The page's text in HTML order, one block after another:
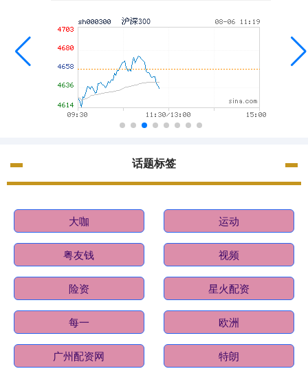
话题标签
大咖 运动
粤友钱 视频
险资 星火配资
每一 欧洲
广州配资网 特朗